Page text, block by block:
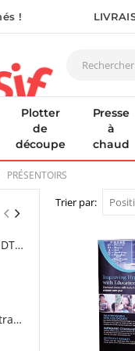
!
Plotter
de
découpe
Presse
à
chaud
PRÉSENTOIRS
Trier par
Encre pour transfert DTF - 2eme Génération - Blanc - 1L
Pack 6L Encres pour transfert DTF avec solution de nettoyage
À